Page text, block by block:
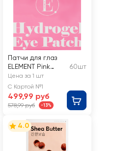
Патчи для глаз
ELEMENT Pink
гидрогелевые
экстракт
шиповника, роза,
овсяные отруби
60шт
Цена за 1 шт
С Картой №1
499,99 руб
578,99 руб -13%
4.0